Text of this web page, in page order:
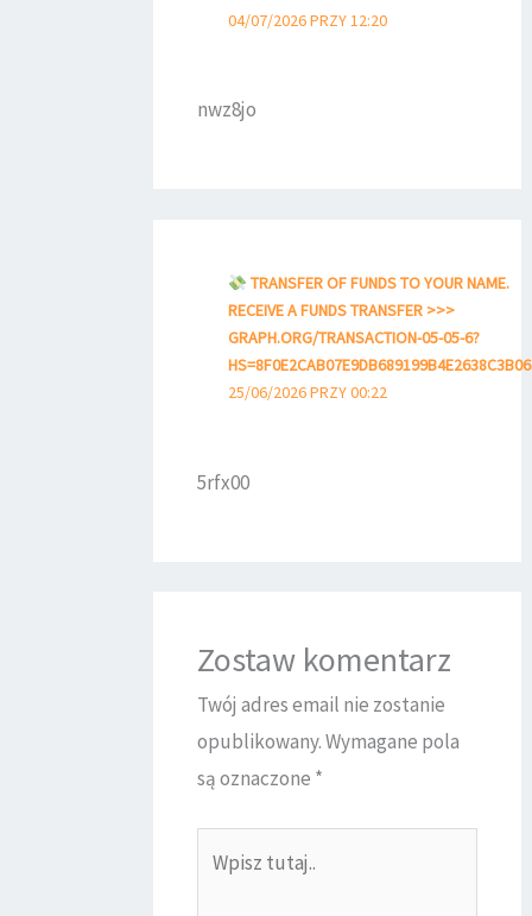
04/07/2026 PRZY 12:20
nwz8jo
TRANSFER OF FUNDS TO YOUR NAME.
RECEIVE A FUNDS TRANSFER >>>
GRAPH.ORG/TRANSACTION-05-05-6?
25/06/2026 PRZY 00:22
5rfx00
Zostaw komentarz
Twój adres email nie zostanie
opublikowany.Wymagane pola
są oznaczone *
tutaj..